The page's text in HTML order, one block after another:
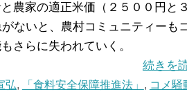
農家の適正米価（２５００円と
ないと、農村コミュニティーも
さらに失われていく。
続きを
弘, 「食料安全保障推進法」 , コメ騒